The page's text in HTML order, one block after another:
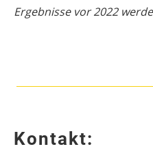
Ergebnisse vor 2022
Kontakt: